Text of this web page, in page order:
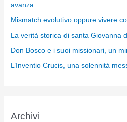
avanza
Mismatch evolutivo oppure vivere
La verità storica di santa Giovanna
Don Bosco e i suoi missionari, un
L’Inventio Crucis, una solennità
Archivi